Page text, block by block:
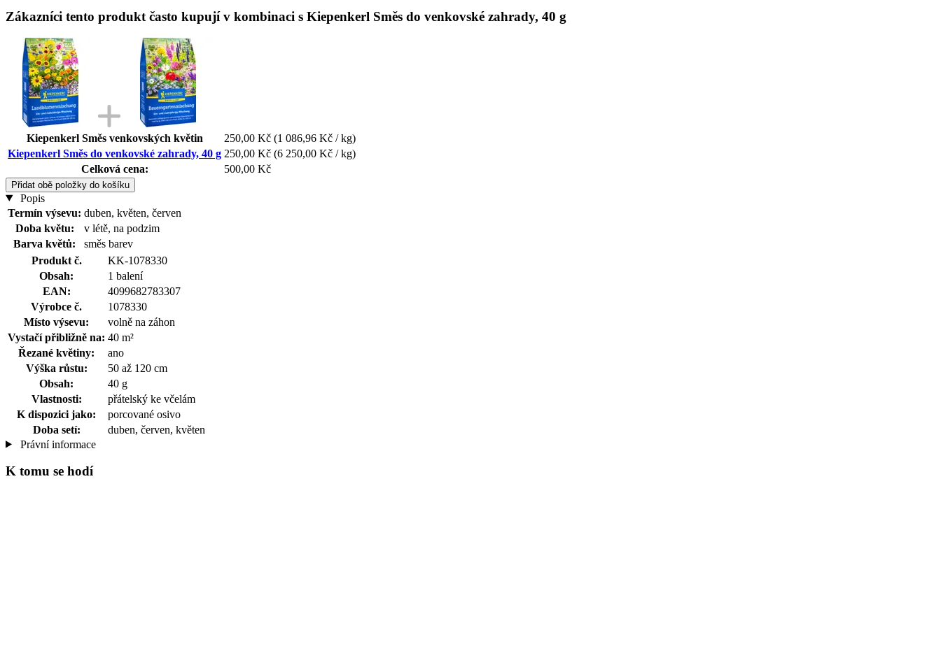
Zákazníci tento produkt často kupují v kombinaci s Kiepenkerl Směs do venkovské zahrady, 40 g
Kiepenkerl Směs venkovských květin 250,00 Kč (1 086,96 Kč / kg)
Kiepenkerl Směs do venkovské zahrady, 40 g 250,00 Kč (6 250,00 Kč / kg)
Celková cena:
500,00 Kč
Přidat obě položky do košíku
Popis
Termín výsevu: duben, květen, červen
Doba květu:
v létě, na podzim
Barva květů:
směs barev
Produkt č.
KK-1078330
Obsah:
1 balení
EAN:
4099682783307
Výrobce č.
1078330
Místo výsevu:
volně na záhon
Vystačí přibližně na: 40 m²
Řezané květiny:
ano
Výška růstu:
50 až 120 cm
Obsah:
40 g
Vlastnosti:
přátelský ke včelám
K dispozici jako:
porcované osivo
Doba setí:
duben, červen, květen
Právní informace
K tomu se hodí